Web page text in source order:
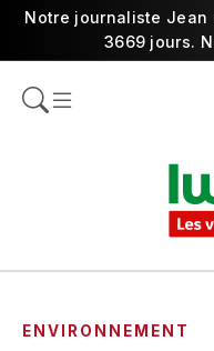
Notre journaliste Jean
3669 jours.
ENVIRONNEMENT